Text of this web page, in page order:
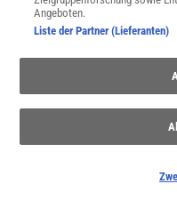
Spektrum.de-
mit Ihren personenbezogenen
Angeboten.
Liste der Partner (Lieferanten)